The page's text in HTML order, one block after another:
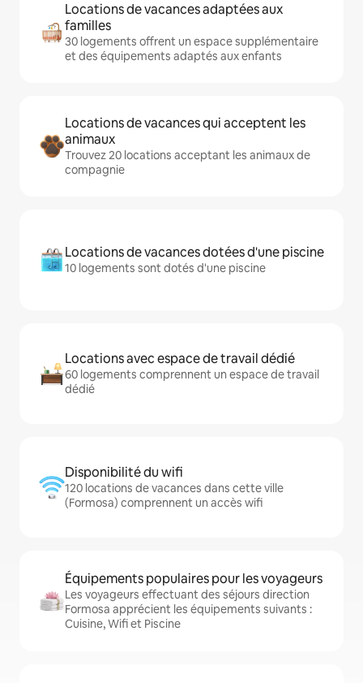
Locations de vacances adaptées aux
familles
30 logements offrent un espace supplémentaire
et des équipements adaptés aux enfants
Locations de vacances qui acceptent les
animaux
Trouvez 20 locations acceptant les animaux de
compagnie
Locations de vacances dotées d'une piscine
10 logements sont dotés d'une piscine
Locations avec espace de travail dédié
60 logements comprennent un espace de travail
dédié
Disponibilité du wifi
120 locations de vacances dans cette ville
(Formosa) comprennent un accès wifi
Équipements populaires pour les voyageurs
Les voyageurs effectuant des séjours direction
Formosa apprécient les équipements suivants :
Cuisine, Wifi et Piscine